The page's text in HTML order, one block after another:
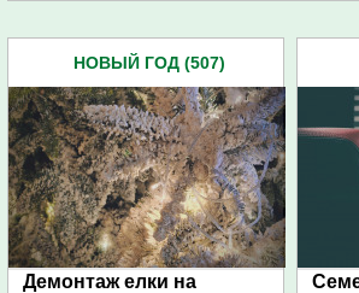
НОВЫЙ ГОД (507)
Демонтаж елки на